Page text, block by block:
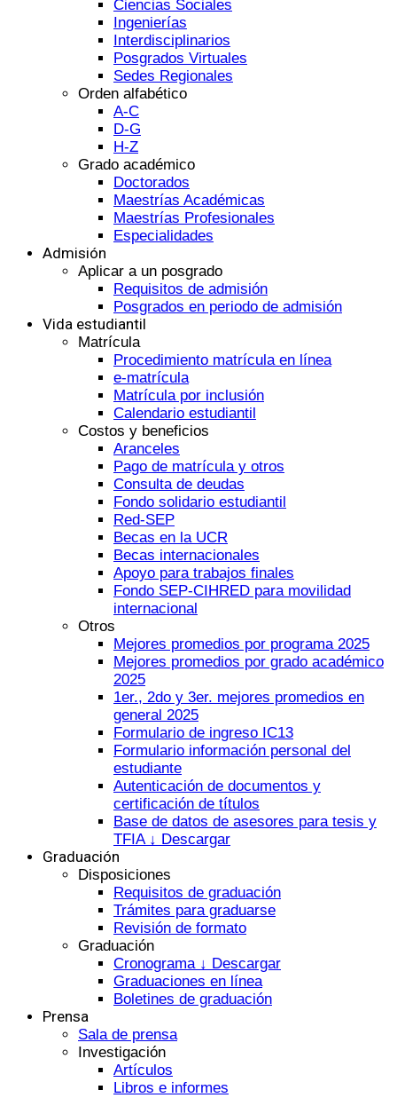
Ciencias Sociales
Ingenierías
Interdisciplinarios
Posgrados Virtuales
Sedes Regionales
Orden alfabético
A-C
D-G
H-Z
Grado académico
Doctorados
Maestrías Académicas
Maestrías Profesionales
Especialidades
Admisión
Aplicar a un posgrado
Requisitos de admisión
Posgrados en periodo de admisión
Vida estudiantil
Matrícula
Procedimiento matrícula en línea
e-matrícula
Matrícula por inclusión
Calendario estudiantil
Costos y beneficios
Aranceles
Pago de matrícula y otros
Consulta de deudas
Fondo solidario estudiantil
Red-SEP
Becas en la UCR
Becas internacionales
Apoyo para trabajos finales
Fondo SEP-CIHRED para movilidad
internacional
Otros
Mejores promedios por programa 2025
Mejores promedios por grado académico
2025
1er., 2do y 3er. mejores promedios en
general 2025
Formulario de ingreso IC13
Formulario información personal del
estudiante
Autenticación de documentos y
certificación de títulos
Base de datos de asesores para tesis y
TFIA ↓ Descargar
Graduación
Disposiciones
Requisitos de graduación
Trámites para graduarse
Revisión de formato
Graduación
Cronograma ↓ Descargar
Graduaciones en línea
Boletines de graduación
Prensa
Sala de prensa
Investigación
Artículos
Libros e informes